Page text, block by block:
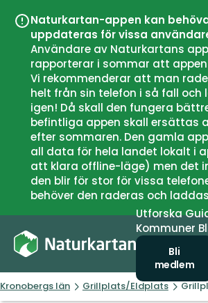
Naturkartan-appen kan
uppdateras för vissa
Användare av Naturkartans
rapporterar i sommar att
Vi rekommenderar att man
helt från sin telefon i så fall och
igen! Då skall den fungera
befintliga appen skall ersättas
efter sommaren. Den gamla
all data för hela landet lokalt i
att klara offline-läge) men det
den blir för stor för vissa
behöver den raderas och
Utforska
Kommuner
Bli
medlem
Kronobergs län Grillplats/Eldplats